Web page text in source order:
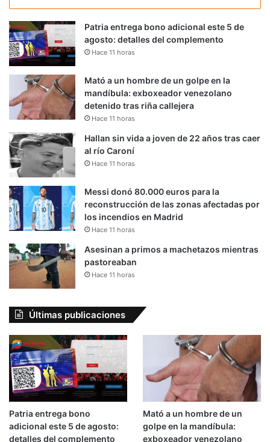
Patria entrega bono adicional este 5 de
agosto: detalles del complemento
Hace 11 horas
Mató a un hombre de un golpe en la
mandíbula: exboxeador venezolano
detenido tras riña callejera
Hace 11 horas
Hallan sin vida a joven de 22 años tras caer
al río Caroní
Hace 11 horas
Messi donó 80.000 euros para la
reconstrucción de las zonas afectadas por
los incendios en Madrid
Hace 11 horas
Asesinan a primos a machetazos mientras
pastoreaban
Hace 11 horas
Últimas publicaciones
Patria entrega bono
adicional este 5 de agosto:
detalles del complemento
Mató a un hombre de un
golpe en la mandíbula:
exboxeador venezolano